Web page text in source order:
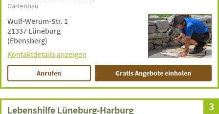
Gartenbau
Wulf-Werum-Str. 1
21337 Lüneburg
(Ebensberg)
Kontaktdetails anzeigen
Anrufen Gratis Angebote einholen
3
Lebenshilfe Lüneburg-Harburg